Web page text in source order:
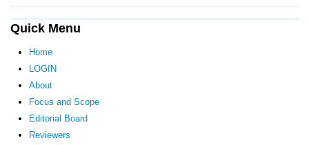
Quick Menu
Home
LOGIN
About
Focus and Scope
Editorial Board
Reviewers